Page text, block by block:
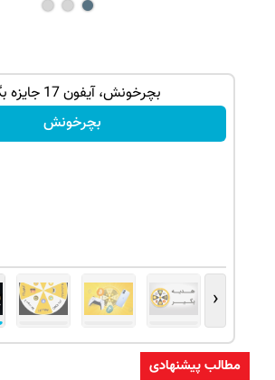
بچرخونش، آیفون 17 جایزه بگیر
بچرخونش
‹
مطالب پیشنهادی